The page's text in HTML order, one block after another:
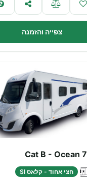
צפייה והזמנה
Cat B - Ocean
חצי אחוד - קלאס SI